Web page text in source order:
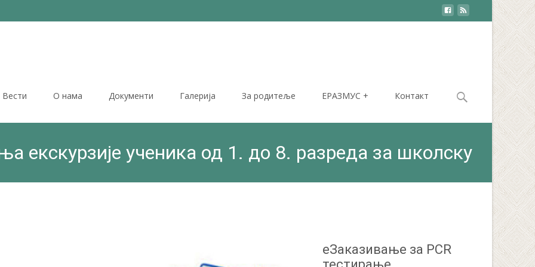
Вести О нама Документи Галерија За родитеље ЕРАЗМУС + Контакт
Search
екскурзије ученика од 1. до 8. разреда за школску
еЗаказивање за PCR